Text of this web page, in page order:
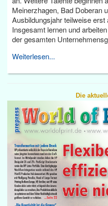
Meinerzhagen, Bad Doberan
Ausbildungsjahr teilweise
Insgesamt lernen und
der gesamten
Weiterlesen...
Die